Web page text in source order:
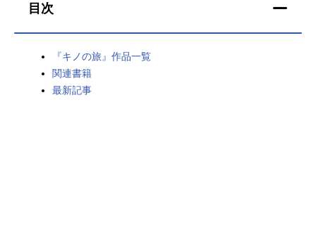
春アニメ
男性声優/女性声優一覧
目次
『キノの旅』作品一覧
関連書籍
最新記事